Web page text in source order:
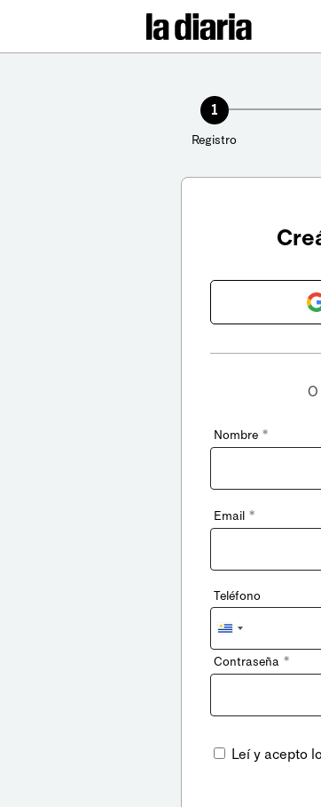
1
Registro
Nombre *
Email *
Teléfono
Uruguay
+598
Contraseña *
Leí y acepto